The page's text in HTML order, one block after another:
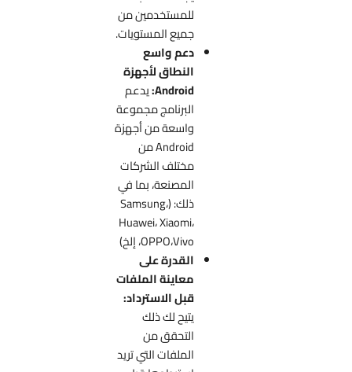
للمستخدمين من
جميع المستويات.
دعم واسع
النطاق لأجهزة
Android: يدعم
البرنامج مجموعة
واسعة من أجهزة
Android من
مختلف الشركات
المصنعة، بما في
ذلك: (Samsung،
Huawei، Xiaomi،
OPPO،Vivo، إلخ)
القدرة على
معاينة الملفات
قبل الاسترداد:
يتيح لك ذلك
التحقق من
الملفات التي تريد